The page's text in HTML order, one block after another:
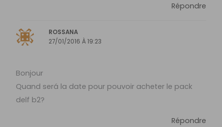
Répondre
ROSSANA
27/01/2016 À 19:23
Bonjour
Quand será la date pour pouvoir acheter le pack
delf b2?
Répondre